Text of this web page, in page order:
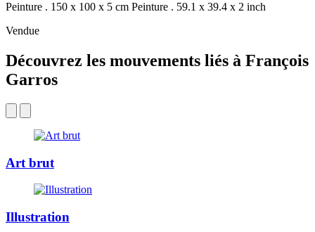
Peinture . 150 x 100 x 5 cm Peinture . 59.1 x 39.4 x 2 inch
Vendue
Découvrez les mouvements liés à François
Garros
Art brut
Illustration